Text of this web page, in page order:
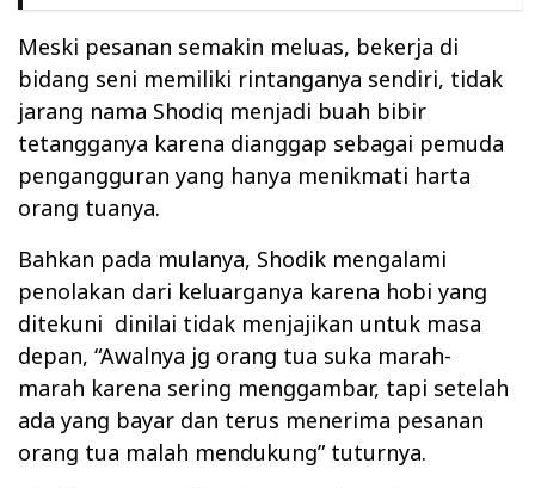
Meski pesanan semakin meluas, bekerja di
bidang seni memiliki rintanganya sendiri, tidak
jarang nama Shodiq menjadi buah bibir
tetangganya karena dianggap sebagai pemuda
pengangguran yang hanya menikmati harta
orang tuanya.
Bahkan pada mulanya, Shodik mengalami
penolakan dari keluarganya karena hobi yang
ditekuni dinilai tidak menjajikan untuk masa
depan, “Awalnya jg orang tua suka marah-
marah karena sering menggambar, tapi setelah
ada yang bayar dan terus menerima pesanan
orang tua malah mendukung” tuturnya.